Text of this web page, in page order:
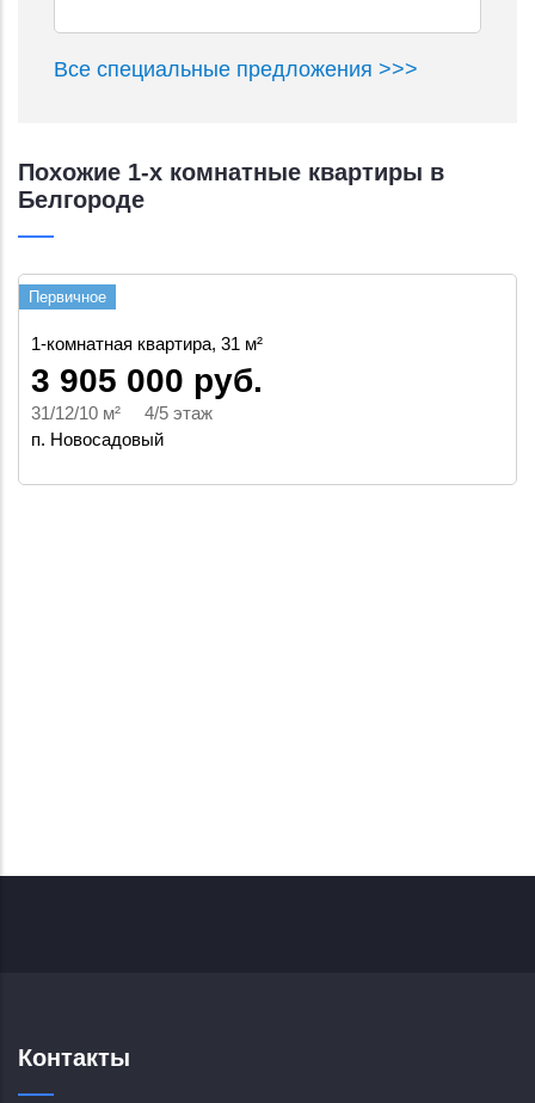
Все специальные предложения >>>
Похожие 1-х комнатные квартиры в
Белгороде
Первичное
1-комнатная квартира, 31 м²
3 905 000 руб.
31/12/10 м² 4/5 этаж
п. Новосадовый
Контакты